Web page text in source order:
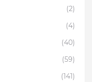
(2)
(4)
(40)
(59)
(141)